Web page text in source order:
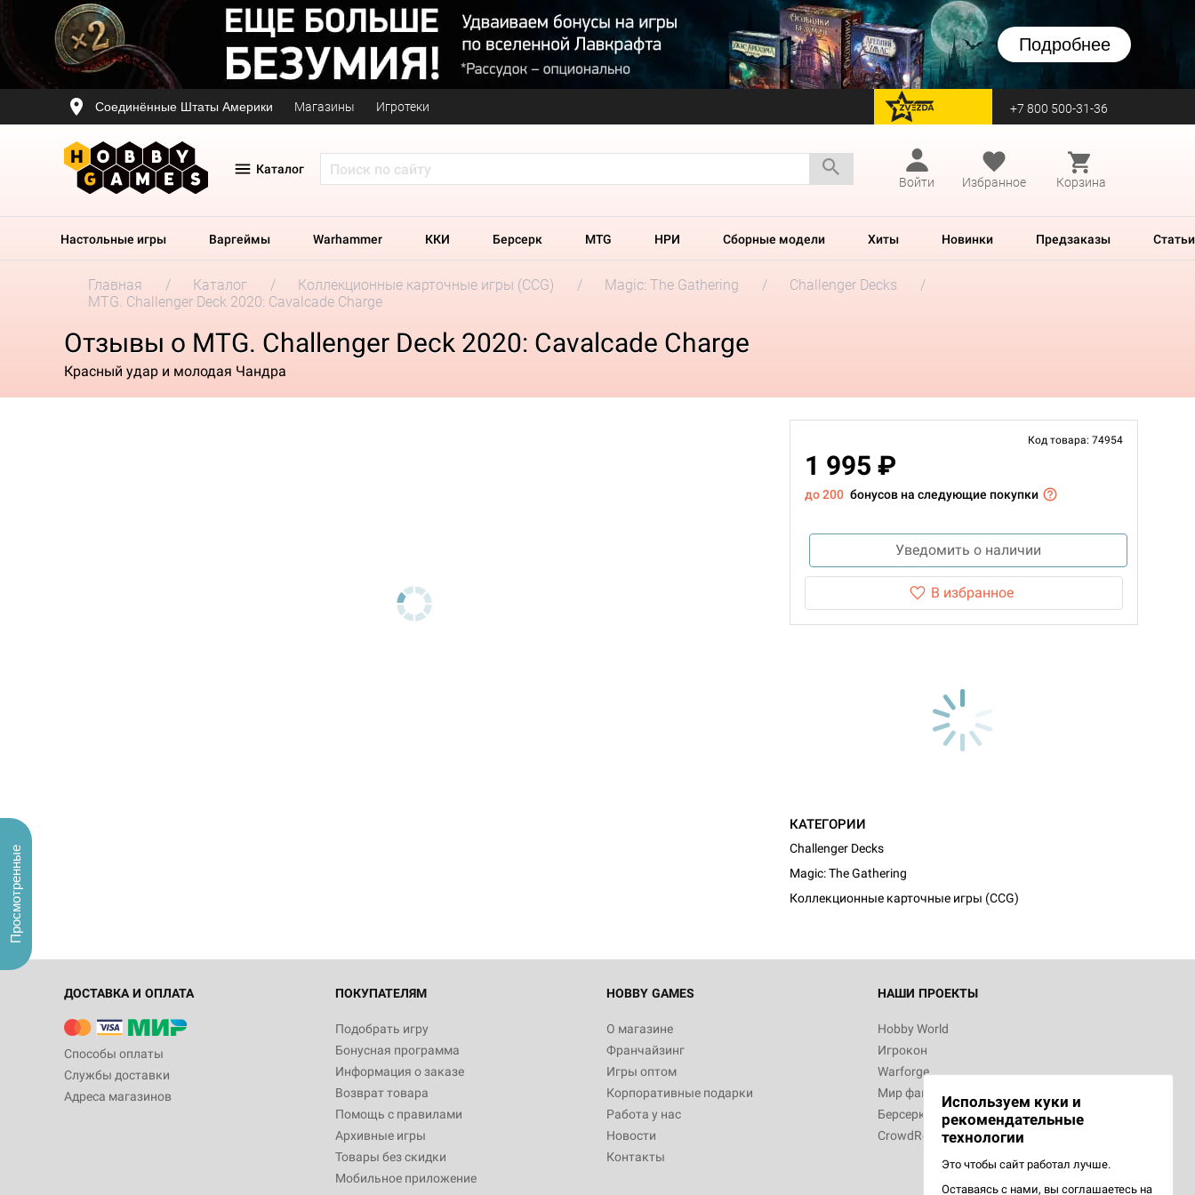
Подробнее
Соединённые Штаты Америки Магазины Игротеки перейти на Zvezda +7 800 500-31-36
Каталог
Войти
Избранное Корзина
Настольные игры Варгеймы Warhammer ККИ Берсерк MTG НРИ Сборные модели Хиты Новинки Предзаказы Статьи
Главная Каталог Коллекционные карточные игры (CCG) Magic: The Gathering
Challenger Decks
MTG. Challenger Deck 2020: Cavalcade Charge
Отзывы о MTG. Challenger Deck 2020: Cavalcade Charge
Красный удар и молодая Чандра
Код товара: 74954
1 995 ₽
до 200 бонусов на следующие покупки
Уведомить о наличии
В избранное
КАТЕГОРИИ
Challenger Decks
Magic: The Gathering
Коллекционные карточные игры (CCG)
ДОСТАВКА И ОПЛАТА
Способы оплаты
Службы доставки
Адреса магазинов
ПОКУПАТЕЛЯМ
Подобрать игру
Бонусная программа
Информация о заказе
Возврат товара
Помощь с правилами
Архивные игры
Товары без скидки
Мобильное приложение
HOBBY GAMES
О магазине
Франчайзинг
Игры оптом
Корпоративные подарки
Работа у нас
Новости
Контакты
НАШИ ПРОЕКТЫ
Hobby World
Игрокон
Warforge
Мир фантастики
Берсерк
CrowdRepublic
Используем куки и
рекомендательные
технологии
Это чтобы сайт работал лучше.
Оставаясь с нами, вы соглашаетесь на
Просмотренные
Настольная игра Hobby World Монстры
Белая смерть
12 990
Настольная игра Hobby World Берсерк.
3 490